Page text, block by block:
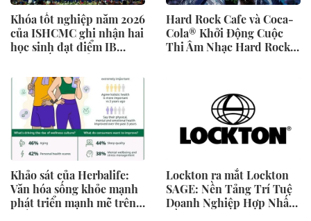
Khóa tốt nghiệp năm 2026
của ISHCMC ghi nhận hai
học sinh đạt điểm IB
bình toàn khóa đạt 34,5
Hard Rock Cafe và Coca-
Cola® Khởi Động Cuộc
Thi Âm Nhạc Hard Rock
Khảo sát của Herbalife:
Văn hóa sống khỏe mạnh
phát triển mạnh mẽ trên
Lockton ra mắt Lockton
SAGE: Nền Tảng Trí Tuệ
Doanh Nghiệp Hợp Nhất